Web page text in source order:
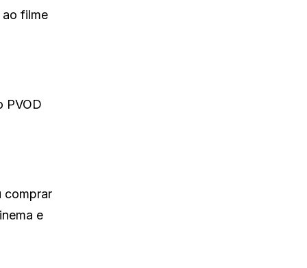
filme
PVOD
comprar
e